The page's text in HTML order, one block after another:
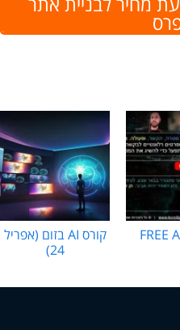
FREE
קורס AI בזום (אפריל
24)